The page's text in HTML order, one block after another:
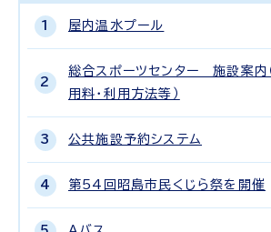
屋内温水プール
総合スポーツセンター 施設案内
用料・利用方法等）
公共施設予約システム
第54回昭島市民くじら祭を開催